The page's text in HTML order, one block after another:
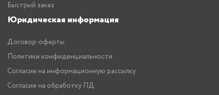
Быстрый заказ
Юридическая информация
Договор-оферты
Политики конфиденциальности
Согласие на информационную рассылку
Согласие на обработку ПД